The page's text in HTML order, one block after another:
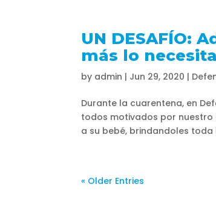
UN DESAFÍO:
más lo
by admin | Jun 29, 2020 |
Durante la cuarentena, en
todos motivados por nuestro
a su bebé, brindandoles
« Older Entries